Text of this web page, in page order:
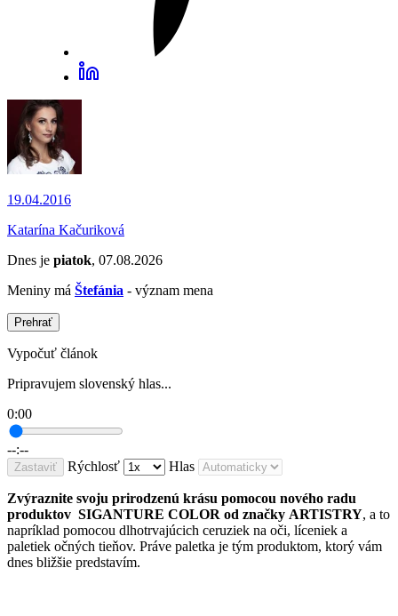
19.04.2016
Katarína Kačuriková
Dnes je piatok, 07.08.2026
Meniny má Štefánia - význam mena
Prehrať
Vypočuť článok
Pripravujem slovenský hlas...
0:00
--:--
Zastaviť Rýchlosť Hlas
Zvýraznite svoju prirodzenú krásu pomocou nového radu
produktov SIGANTURE COLOR od značky ARTISTRY, a to
napríklad pomocou dlhotrvajúcich ceruziek na oči, líceniek a
paletiek očných tieňov. Práve paletka je tým produktom, ktorý vám
dnes bližšie predstavím.